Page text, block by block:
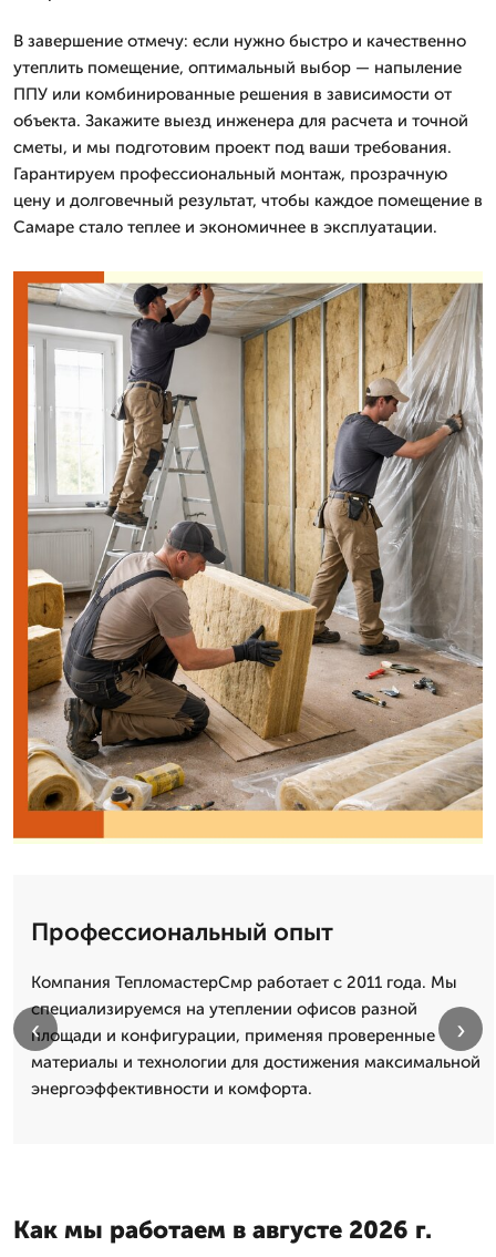
В завершение отмечу: если нужно быстро и качественно
утеплить помещение, оптимальный выбор — напыление
ППУ или комбинированные решения в зависимости от
объекта. Закажите выезд инженера для расчета и точной
сметы, и мы подготовим проект под ваши требования.
Гарантируем профессиональный монтаж, прозрачную
цену и долговечный результат, чтобы каждое помещение в
Самаре стало теплее и экономичнее в эксплуатации.
Профессиональный опыт
Компания ТепломастерСмр работает с 2011 года. Мы
специализируемся на утеплении офисов разной
площади и конфигурации, применяя проверенные
материалы и технологии для достижения максимальной
энергоэффективности и комфорта.
‹ ›
Как мы работаем в августе 2026 г.